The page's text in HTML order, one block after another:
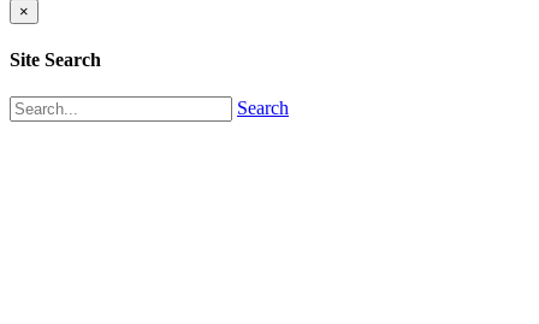
×
Site Search
Search